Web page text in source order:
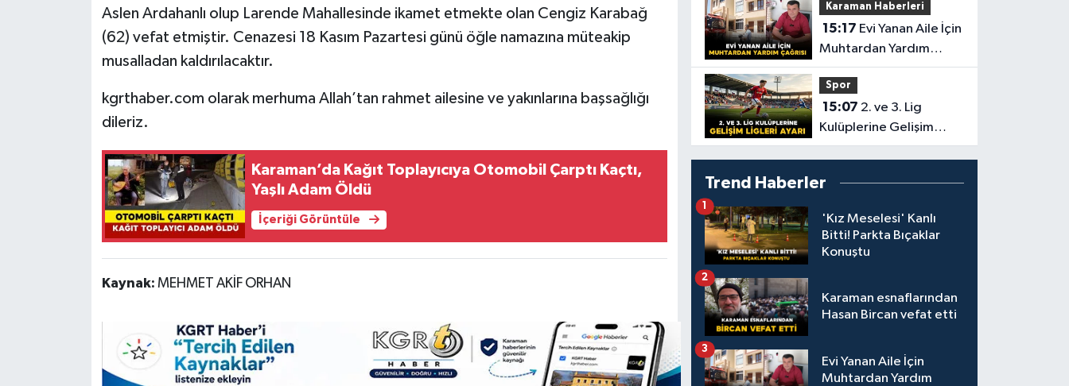
Aslen Ardahanlı olup Larende Mahallesinde ikamet etmekte olan Cengiz Karabağ
(62) vefat etmiştir. Cenazesi 18 Kasım Pazartesi günü öğle namazına müteakip
musalladan kaldırılacaktır.
kgrthaber.com olarak merhuma Allah’tan rahmet ailesine ve yakınlarına başsağlığı
dileriz.
Karaman’da Kağıt Toplayıcıya Otomobil Çarptı Kaçtı,
Yaşlı Adam Öldü
İçeriği Görüntüle
Kaynak: MEHMET AKİF ORHAN
Karaman Haberleri
15:17
Muhtardan Yardım
Çağrısı
Spor
15:07
Kulüplerine Gelişim
Ligleri Ayarı
Trend Haberler
'Kız Meselesi' Kanlı
Bitti! Parkta Bıçaklar
Konuştu
1
Karaman esnaflarından
Hasan Bircan vefat etti
2
Evi Yanan Aile İçin
Muhtardan Yardım
3